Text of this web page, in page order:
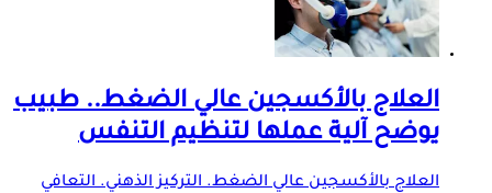
العلاج بالأكسجين عالي الضغط.. طبيب
يوضح آلية عملها لتنظيم التنفس
العلاج بالأكسجين عالي الضغط. التركيز الذهني. التعافي